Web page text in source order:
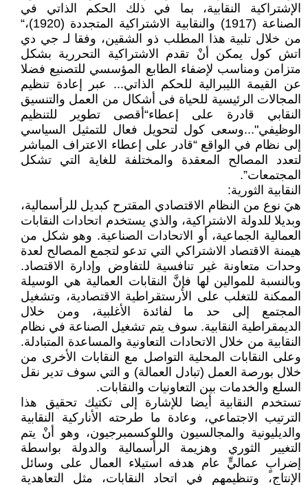
الإشتراكية النقابية، بما في ذلك الحكم الذاتي في
الصناعة (1917) والنقابية الاشتراكية المتجددة (1920)،“
من خلال تلبية هذا المطلب ذو الشقين، وفقا لـ جي دي
اتش كول يمكن أنْ تقدم الاشتراكية التحررية بشكل
متزامن ومناسب لإضفاء الطابع المؤسسي للتصنيع فضلا
عن القيمة الليبرالية للحكم الذاتي... عبر إعادة تنظيم
المجالات الرئيسية للحياة فى أشكال من العمل والتنسيق
النقابي قادرة على إعطاء“أقصى تطوير للتنظيم
الوظيفي"...وسعى كول لتحويل فعال للتمثيل السياسي
إلى نظام في الواقع “قادر على إعطاء الاعتراف المباشر
لتعدد المصالح المعقدة والمختلفة للغاية التي تشكل
المجتمعات”.
النقابية الثورية:
هيَ نوع من النظام الاقتصادي المقترح كبديل للرأسمالية،
وبديلا للدولة الاشتراكية، والذي يستخدم اتحادات النقابات
العمالية الجماعية، أو الاتحادات الصناعية. وهو شكل من
هيمنة الاقتصاد الاشتراكي التي تدعو لتجمع المصالح لعدة
وحدات متعاونة غير تنافسية للتفاوض وإدارة الاقتصاد.
وبالنسبة للموالين لها فإنَّ النقابات العمالية هي الوسيلة
الممكنة للتغلب على الأرستقراطية الاقتصادية، وتشغيل
المجتمع إلى حد ما لفائدة الأغلبية، ومن خلال
الديمقراطية النقابية. سوف يتم تشغيل الصناعة في نظام
النقابية من خلال الاتحادات التعاونية والمساعدة المتبادلة.
وعلى النقابات المحلية التواصل مع النقابات الأخرى من
خلال بورصة العمل (تبادل العمالة) و التي سوف تدير نقل
السلع والخدمات بين التعاونيات والنقابات.
تستخدم النقابية أيضا للإشارة إلى تكتيك تحقيق هذا
الترتيب الاجتماعي، وعادة ما طرحته الأناركية النقابية
والديليونية والمجالسيون واللوكسمبرجيون، وهو أنْ يتم
التغيير الثوري وهزيمة الرأسمالية والدولة بواسطة
إضرابٍ عماليٍّ عام هدفه استيلاء العمال على وسائل
الإنتاج، وتنظيمهم في اتحاد النقابات، مثل التعاهدية